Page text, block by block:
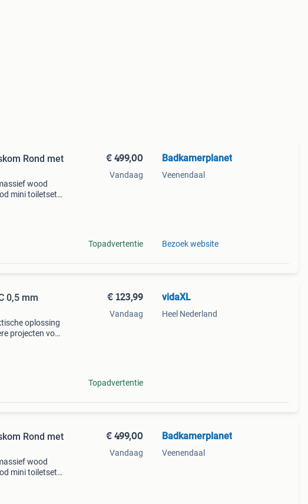
Rond met
wood
mini toiletset
€ 499,00
Vandaag
Topadvertentie
Badkamerplanet
Veenendaal
Bezoek website
0,5 mm
oplossing
projecten voor
€ 123,99
Vandaag
Topadvertentie
vidaXL
Heel Nederland
Rond met
wood
mini toiletset
€ 499,00
Vandaag
Badkamerplanet
Veenendaal